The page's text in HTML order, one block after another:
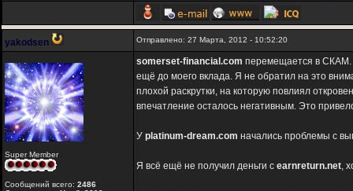
yakodsen Отправлено: 27 Марта, 2012 - 10:52:20
Super Member
Сообщений всего: 2486
somerset-financial.com перемещается в СКАМ.
ещё до моего вклада. Я не обратил на это
плохой раскрутки, на которую повлиял
впечатление осталось негативным. Это
У platinum-dream.com начались проблемы с
Я всё ещё не получил деньги с earnreturn.net,